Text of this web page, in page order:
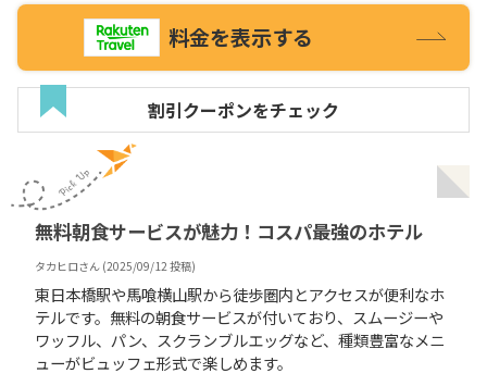
料金を表示する
割引クーポンをチェック
無料朝食サービスが魅力！コスパ最強のホテル
タカヒロさん (2025/09/12 投稿)
東日本橋駅や馬喰横山駅から徒歩圏内とアクセスが便利なホ
テルです。無料の朝食サービスが付いており、スムージーや
ワッフル、パン、スクランブルエッグなど、種類豊富なメニ
ューがビュッフェ形式で楽しめます。